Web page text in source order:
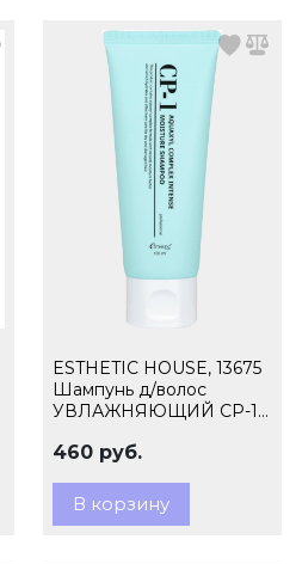
ESTHETIC HOUSE, 13675
Шампунь д/волос
УВЛАЖНЯЮЩИЙ CP-1
Moisture, 100мл
460 руб.
В корзину